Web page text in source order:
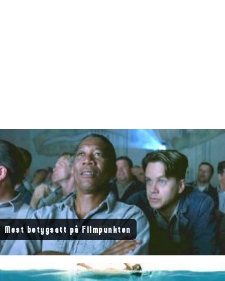
Mest betygsatt på Filmpunkten